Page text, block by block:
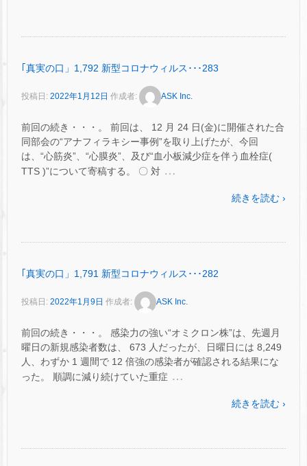
｢真実の口」1,792 新型コロナウィルス･･･283
投稿日: 2022年1月12日 作成者: ASK Inc.
前回の続き・・・。 前回は、 12 月 24 日(金)に開催された合
同部会の“アナフィラキシー事例”を取り上げたが、今回
は、“心筋炎”、“心膜炎”、及び“血小板減少症を伴う血栓症(
TTS )”について寄稿する。 〇 対 …
続きを読む ›
｢真実の口」1,791 新型コロナウィルス･･･282
投稿日: 2022年1月9日 作成者: ASK Inc.
前回の続き・・・。 感染力の強い“オミクロン株”は、先週月
曜日の新規感染者数は、 673 人だったが、日曜日には 8,249
人、わずか 1 週間で 12 倍強の感染者が確認される結果にな
った。 順調に減り続けていた重症 …
続きを読む ›